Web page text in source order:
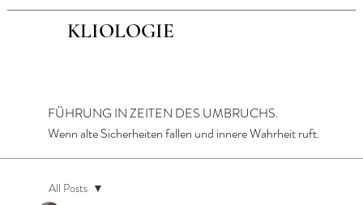
FÜHRUNG IN ZEITEN DES UMBRUCHS.
Wenn alte Sicherheiten fallen und innere Wahrheit ruft.
KLIOLOGIE
All Posts